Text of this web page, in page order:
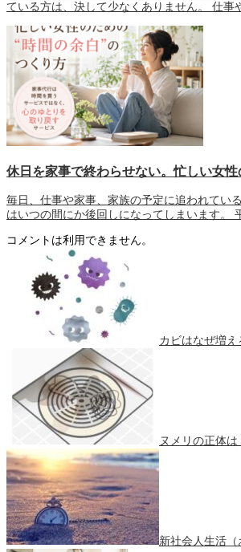
ている方は、決して少なくありません。 仕
休日を家事で終わらせない。忙しい女
毎日、仕事や家事、家族の予定に追われてい
はいつの間にか後回しになってしまいます。
コメントは利用できません。
カビはなぜ増え
ヌメリの正体は
新社会人生活